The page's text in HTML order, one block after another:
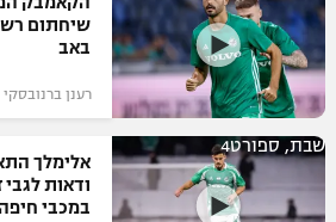
לוח שידורים
ברחבה
"מעל הליגה" – פודקאסט
הפועל חיפה
הפועל באר שבע
מכבי נתניה
בני יהודה
ליגה סינית
ליגה ברזילאית
ליגות נוספות
אגרוף
ספורט אולימפי
UFC
היאבקות WWE
שיחתום
באב
רענן ברנובסקי
שבת, ספורט4
אלימלך
ודאות
במכבי חיפה